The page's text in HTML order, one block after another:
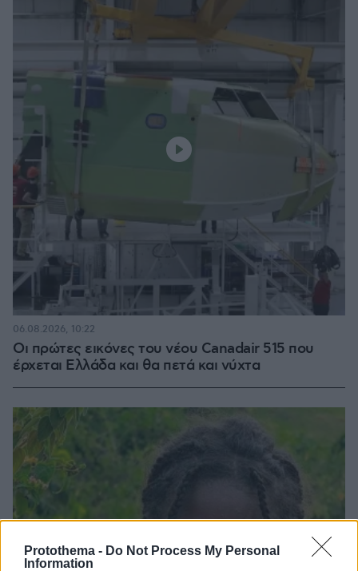
Protothema - Do Not Process My Personal
Information
Οι πρώτες εικόνες του νέου Canadair 515 που
έρχεται Ελλάδα και θα πετά και νύχτα
06.08.2026, 10:22